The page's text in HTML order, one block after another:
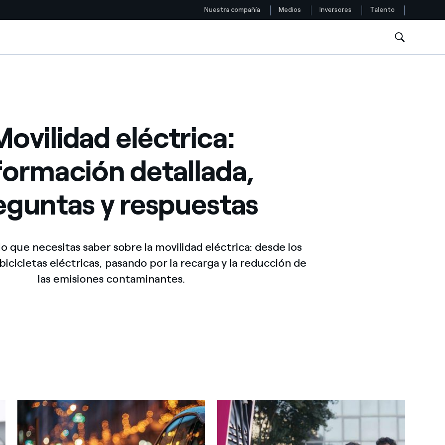
saca partido de
de valor gracias a la
para un mundo de
infracción de nuestras
Sitios del país
Brasil
Chile
Colombia
Italia
Norteamérica
Siga con nosotros
Nuestra compañía Medios Inversores Talento
eléctrica:
detallada,
y respuestas
que necesitas saber sobre la movilidad eléctrica: desde los
eléctricas, pasando por la recarga y la reducción de
las emisiones contaminantes.